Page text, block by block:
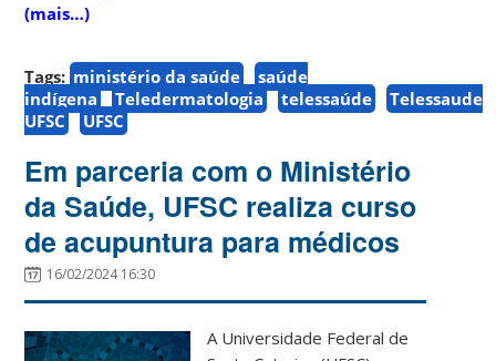
(mais…)
Tags: ministério da saúde
saúde
indígena
Teledermatologia telessaúde
Telessaude
UFSC
UFSC
Em parceria com o Ministério
da Saúde, UFSC realiza curso
de acupuntura para médicos
16/02/2024 16:30
A Universidade Federal de